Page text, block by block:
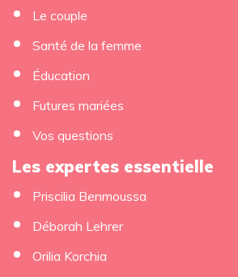
Le couple
Santé de la femme
Éducation
Futures mariées
Vos questions
Les expertes essentielle
Priscilia Benmoussa
Déborah Lehrer
Orilia Korchia